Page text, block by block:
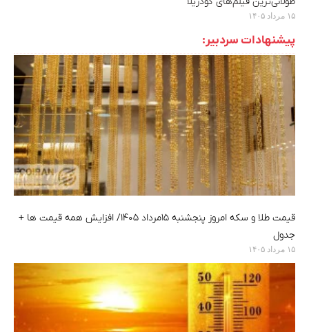
۱۵ مرداد ۱۴۰۵
پیشنهادات سردبیر:
قیمت طلا و سکه امروز پنجشنبه ۱۵مرداد ۱۴۰۵/ افزایش همه قیمت ها +
جدول
۱۵ مرداد ۱۴۰۵